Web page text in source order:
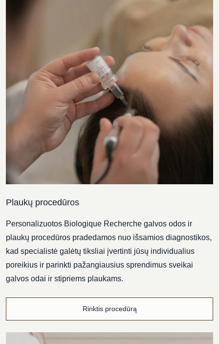
Plaukų procedūros
Personalizuotos Biologique Recherche galvos odos ir
plaukų procedūros pradedamos nuo išsamios diagnostikos,
kad specialistė galėtų tiksliai įvertinti jūsų individualius
poreikius ir parinkti pažangiausius sprendimus sveikai
galvos odai ir stipriems plaukams.
Rinktis procedūrą